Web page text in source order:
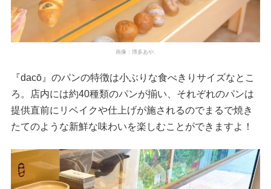
画像：博多あや.
『dacō』のパンの特徴は小ぶりな食べきりサイズなとこ
ろ。店内には約40種類のパンが揃い、それぞれのパンは
提供直前にリベイクや仕上げが施されるのでまるで焼き
たてのような新鮮な味わいを楽しむことができますよ！